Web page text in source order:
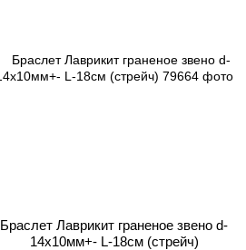
Браслет Лаврикит граненое звено d-
14х10мм+- L-18см (стрейч)